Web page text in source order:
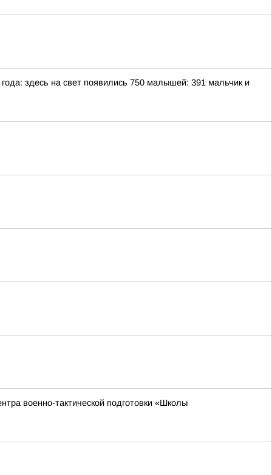
здесь на свет появились 750 малышей: 391 мальчик и
военно-тактической подготовки «Школы